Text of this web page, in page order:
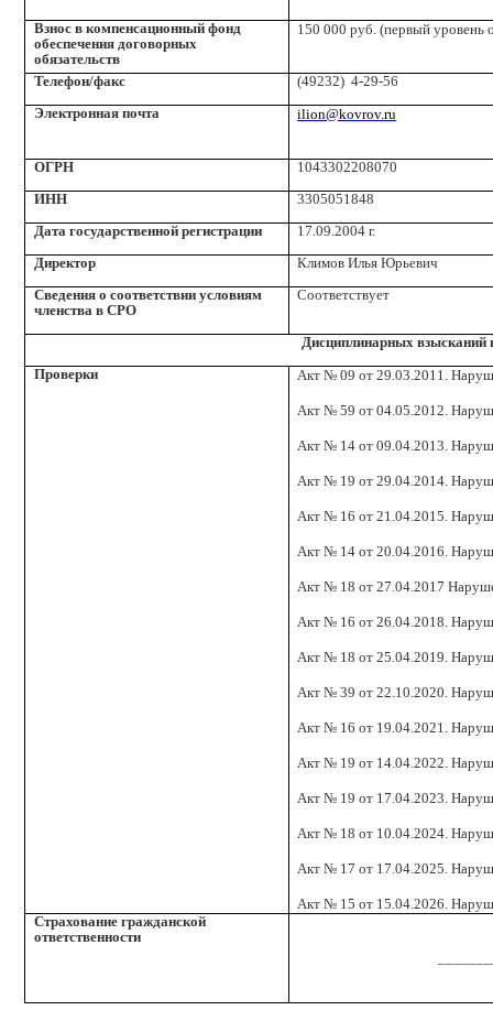
Взнос в компенсационный фонд
обеспечения договорных
обязательств
150 000 руб. (первый уровень
Телефон/факс
(49232) 4-29-56
Электронная почта
ilion@kovrov.ru
ОГРН
1043302208070
ИНН
3305051848
Дата государственной регистрации
17.09.2004 г.
Директор
Климов Илья Юрьевич
Сведения о соответствии условиям
членства в СРО
Соответствует
Дисциплинарных взысканий
Проверки
Акт № 09 от 29.03.2011.
Акт № 59 от 04.05.2012.
Акт № 14 от 09.04.2013.
Акт № 19 от 29.04.2014.
Акт № 16 от 21.04.2015.
Акт № 14 от 20.04.2016.
Акт № 18 от 27.04.2017
Акт № 16 от 26.04.2018.
Акт № 18 от 25.04.2019.
Акт № 39 от 22.10.2020.
Акт № 16 от 19.04.2021.
Акт № 19 от 14.04.2022.
Акт № 19 от 17.04.2023.
Акт № 18 от 10.04.2024.
Акт № 17 от 17.04.2025.
Акт № 15 от 15.04.2026.
Страхование гражданской
ответственности